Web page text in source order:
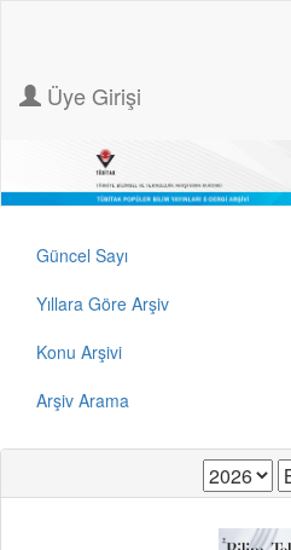
Üye Girişi
Güncel Sayı
Yıllara Göre Arşiv
Konu Arşivi
Arşiv Arama